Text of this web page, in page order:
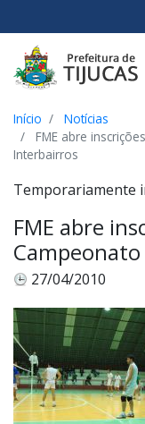
Início
Notícias
FME abre
Interbairros
Temporariamente
FME abre
27/04/2010